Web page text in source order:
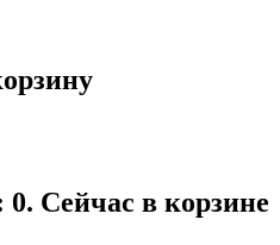
0. Сейчас в корзине